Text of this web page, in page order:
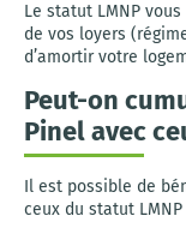
Le statut LMNP
de vos loyers
d’amortir votre
Peut-on
Pinel avec
Il est possible de
ceux du statut